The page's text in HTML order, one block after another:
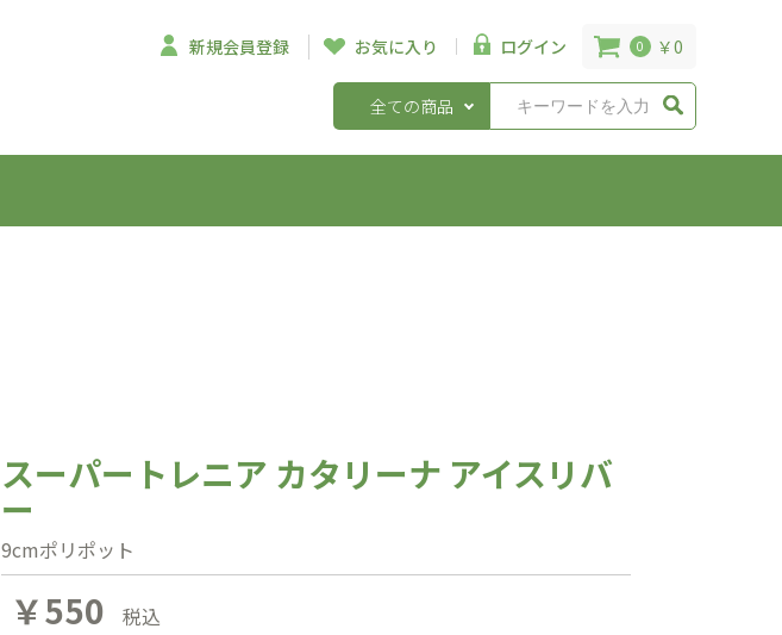
新規会員登録 お気に入り ログイン 0 ￥0
全ての商品
スーパートレニア カタリーナ アイスリバ
ー
9cmポリポット
￥550 税込